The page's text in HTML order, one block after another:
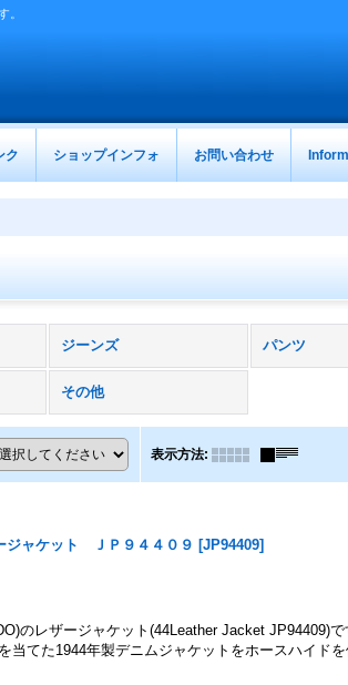
。
ク ショップインフォ お問い合わせ
ジーンズ パンツ
その他
表示方法:
ャケット ＪＰ９４４０９ [JP94409]
のレザージャケット(44Leather Jacket JP94409)
当てた1944年製デニムジャケットをホースハイド